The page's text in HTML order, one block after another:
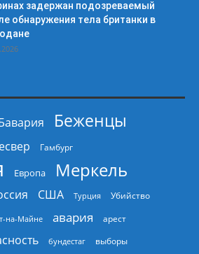
задержан подозреваемый
обнаружения тела британки в
Беженцы
Гамбург
Европа Меркель
США Турция Убийство
на-Майне авария арест
бундестаг выборы